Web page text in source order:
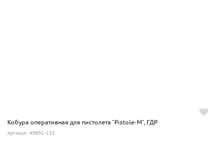
Кобура оперативная для пистолета "Pistole-M", ГДР
Артикул: 49891-135